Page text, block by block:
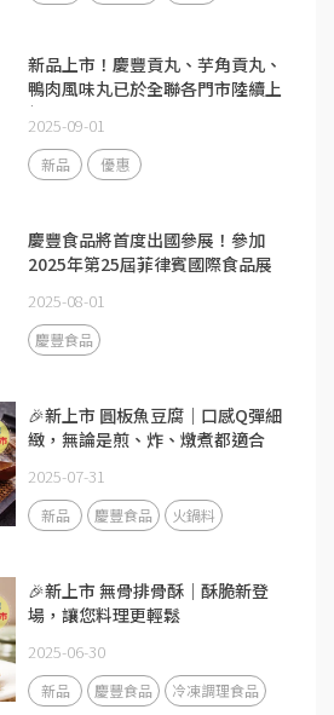
新品上市！慶豐貢丸、芋角貢丸、
鴨肉風味丸已於全聯各門市陸續上
架
2025-09-01
新品 優惠
慶豐食品將首度出國參展！參加
2025年第25屆菲律賓國際食品展
2025-08-01
慶豐食品
🎉新上市 圓板魚豆腐｜口感Q彈細
緻，無論是煎、炸、燉煮都適合
2025-07-31
新品 慶豐食品 火鍋料
🎉新上市 無骨排骨酥｜酥脆新登
場，讓您料理更輕鬆
2025-06-30
新品 慶豐食品 冷凍調理食品